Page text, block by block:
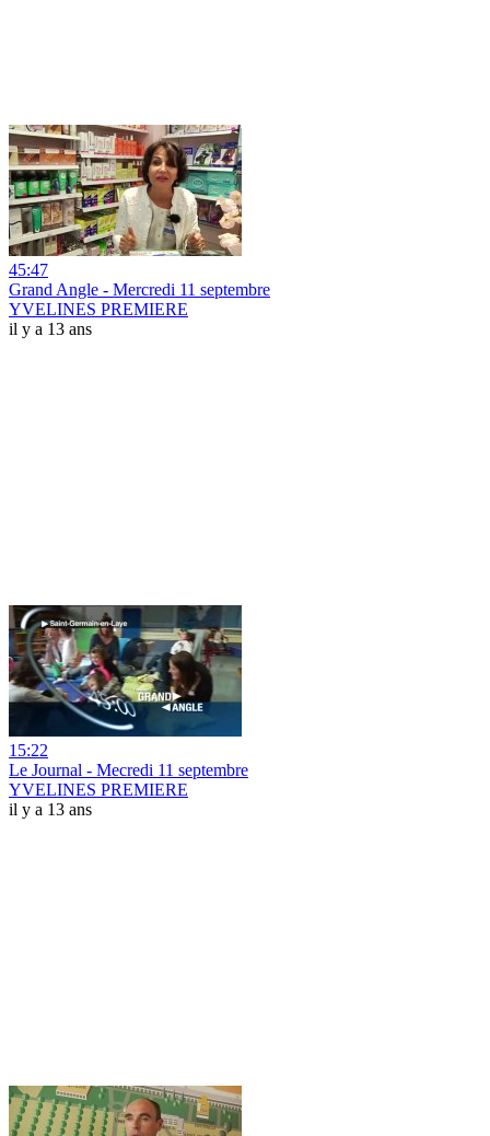
45:47
Grand Angle - Mercredi 11 septembre
YVELINES PREMIERE
il y a 13 ans
15:22
Le Journal - Mecredi 11 septembre
YVELINES PREMIERE
il y a 13 ans